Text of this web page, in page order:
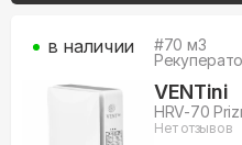
#70 м3
VENTini
HRV-70
Нет отзывов
в наличии